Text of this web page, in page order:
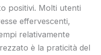
positivi. Molti utenti
effervescenti,
relativamente
è la praticità del